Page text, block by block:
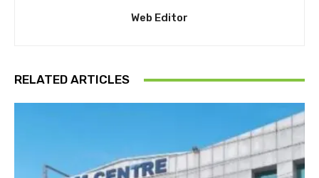
Web Editor
RELATED ARTICLES